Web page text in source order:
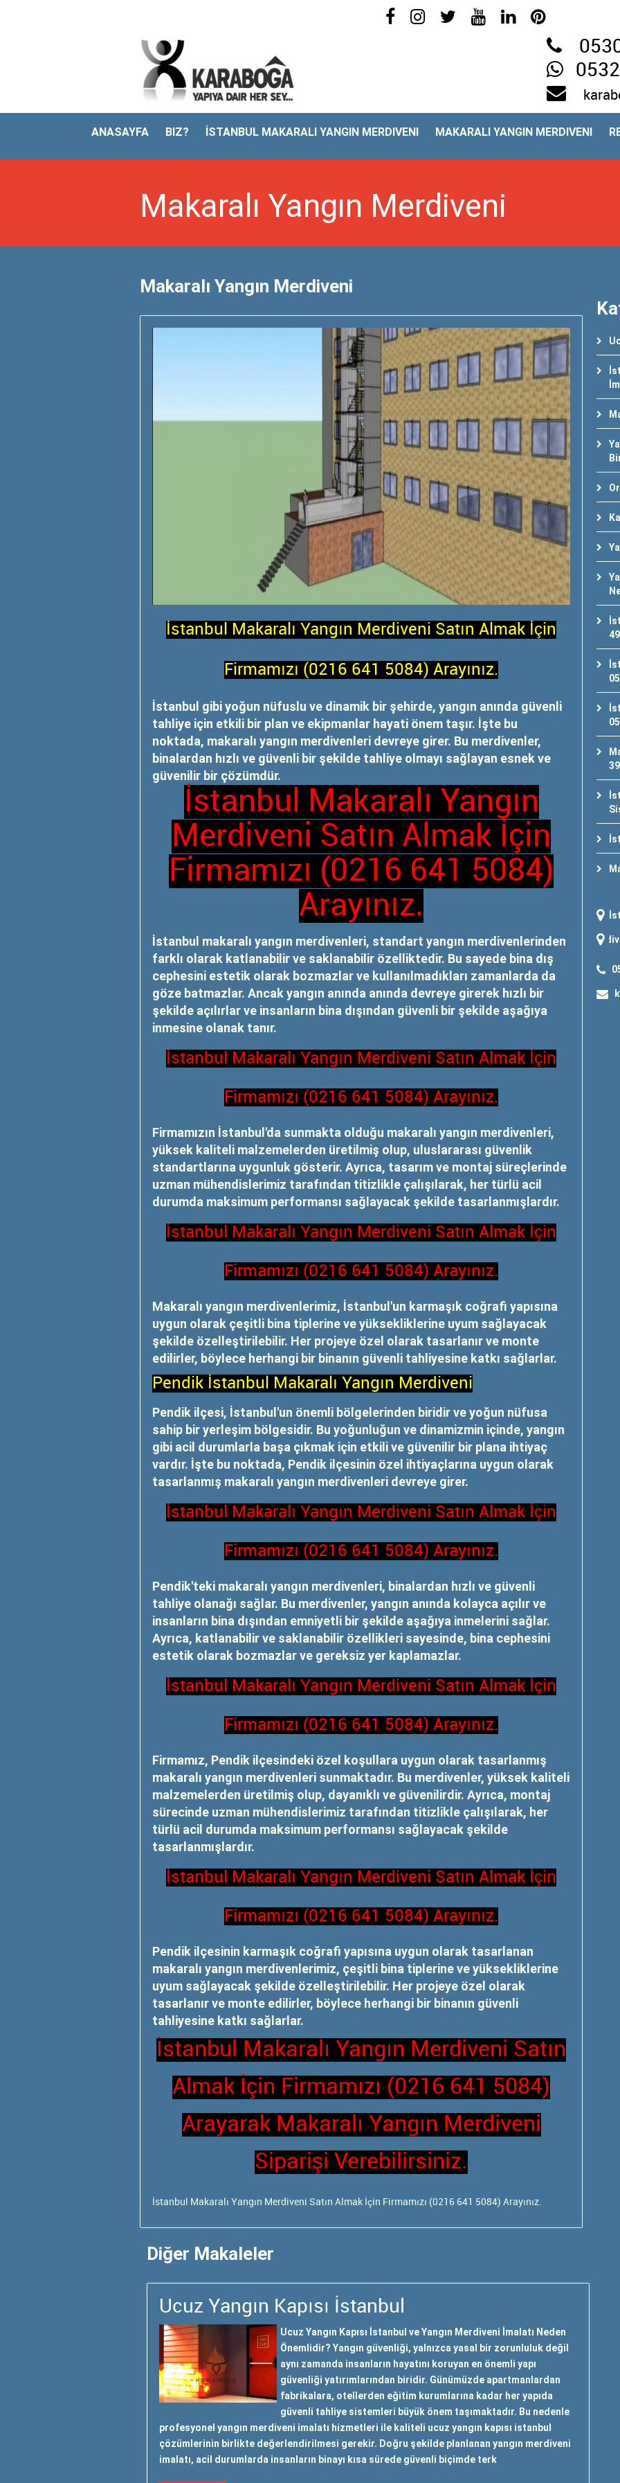
ANASAYFA BIZ? İSTANBUL MAKARALI YANGIN MERDIVENI MAKARALI YANGIN MERDIVENI
Makaralı Yangın Merdiveni
Makaralı Yangın Merdiveni
İstanbul Makaralı Yangın Merdiveni Satın Almak İçin
Firmamızı (0216 641 5084) Arayınız.
İstanbul gibi yoğun nüfuslu ve dinamik bir şehirde, yangın anında güvenli
tahliye için etkili bir plan ve ekipmanlar hayati önem taşır. İşte bu
noktada, makaralı yangın merdivenleri devreye girer. Bu merdivenler,
binalardan hızlı ve güvenli bir şekilde tahliye olmayı sağlayan esnek ve
güvenilir bir çözümdür.
İstanbul Makaralı Yangın
Merdiveni Satın Almak İçin
Firmamızı (0216 641 5084)
Arayınız.
İstanbul makaralı yangın merdivenleri, standart yangın merdivenlerinden
farklı olarak katlanabilir ve saklanabilir özelliktedir. Bu sayede bina dış
cephesini estetik olarak bozmazlar ve kullanılmadıkları zamanlarda da
göze batmazlar. Ancak yangın anında anında devreye girerek hızlı bir
şekilde açılırlar ve insanların bina dışından güvenli bir şekilde aşağıya
inmesine olanak tanır.
İstanbul Makaralı Yangın Merdiveni Satın Almak İçin
Firmamızı (0216 641 5084) Arayınız.
Firmamızın İstanbul'da sunmakta olduğu makaralı yangın merdivenleri,
yüksek kaliteli malzemelerden üretilmiş olup, uluslararası güvenlik
standartlarına uygunluk gösterir. Ayrıca, tasarım ve montaj süreçlerinde
uzman mühendislerimiz tarafından titizlikle çalışılarak, her türlü acil
durumda maksimum performansı sağlayacak şekilde tasarlanmışlardır.
İstanbul Makaralı Yangın Merdiveni Satın Almak İçin
Firmamızı (0216 641 5084) Arayınız.
Makaralı yangın merdivenlerimiz, İstanbul'un karmaşık coğrafi yapısına
uygun olarak çeşitli bina tiplerine ve yüksekliklerine uyum sağlayacak
şekilde özelleştirilebilir. Her projeye özel olarak tasarlanır ve monte
edilirler, böylece herhangi bir binanın güvenli tahliyesine katkı sağlarlar.
Pendik İstanbul Makaralı Yangın Merdiveni
Pendik ilçesi, İstanbul'un önemli bölgelerinden biridir ve yoğun nüfusa
sahip bir yerleşim bölgesidir. Bu yoğunluğun ve dinamizmin içinde, yangın
gibi acil durumlarla başa çıkmak için etkili ve güvenilir bir plana ihtiyaç
vardır. İşte bu noktada, Pendik ilçesinin özel ihtiyaçlarına uygun olarak
tasarlanmış makaralı yangın merdivenleri devreye girer.
İstanbul Makaralı Yangın Merdiveni Satın Almak İçin
Firmamızı (0216 641 5084) Arayınız.
Pendik'teki makaralı yangın merdivenleri, binalardan hızlı ve güvenli
tahliye olanağı sağlar. Bu merdivenler, yangın anında kolayca açılır ve
insanların bina dışından emniyetli bir şekilde aşağıya inmelerini sağlar.
Ayrıca, katlanabilir ve saklanabilir özellikleri sayesinde, bina cephesini
estetik olarak bozmazlar ve gereksiz yer kaplamazlar.
İstanbul Makaralı Yangın Merdiveni Satın Almak İçin
Firmamızı (0216 641 5084) Arayınız.
Firmamız, Pendik ilçesindeki özel koşullara uygun olarak tasarlanmış
makaralı yangın merdivenleri sunmaktadır. Bu merdivenler, yüksek kaliteli
malzemelerden üretilmiş olup, dayanıklı ve güvenilirdir. Ayrıca, montaj
sürecinde uzman mühendislerimiz tarafından titizlikle çalışılarak, her
türlü acil durumda maksimum performansı sağlayacak şekilde
tasarlanmışlardır.
İstanbul Makaralı Yangın Merdiveni Satın Almak İçin
Firmamızı (0216 641 5084) Arayınız.
Pendik ilçesinin karmaşık coğrafi yapısına uygun olarak tasarlanan
makaralı yangın merdivenlerimiz, çeşitli bina tiplerine ve yüksekliklerine
uyum sağlayacak şekilde özelleştirilebilir. Her projeye özel olarak
tasarlanır ve monte edilirler, böylece herhangi bir binanın güvenli
tahliyesine katkı sağlarlar.
İstanbul Makaralı Yangın Merdiveni Satın
Almak İçin Firmamızı (0216 641 5084)
Arayarak Makaralı Yangın Merdiveni
Siparişi Verebilirsiniz.
İstanbul Makaralı Yangın Merdiveni Satın Almak İçin Firmamızı (0216 641 5084) Arayınız.
Diğer Makaleler
Ucuz Yangın Kapısı İstanbul
Ucuz Yangın Kapısı İstanbul ve Yangın Merdiveni İmalatı Neden
Önemlidir? Yangın güvenliği, yalnızca yasal bir zorunluluk değil
aynı zamanda insanların hayatını koruyan en önemli yapı
güvenliği yatırımlarından biridir. Günümüzde apartmanlardan
fabrikalara, otellerden eğitim kurumlarına kadar her yapıda
güvenli tahliye sistemleri büyük önem taşımaktadır. Bu nedenle
profesyonel yangın merdiveni imalatı hizmetleri ile kaliteli ucuz yangın kapısı istanbul
çözümlerinin birlikte değerlendirilmesi gerekir. Doğru şekilde planlanan yangın merdiveni
imalatı, acil durumlarda insanların binayı kısa sürede güvenli biçimde terk
"yangın merdiveni "; "